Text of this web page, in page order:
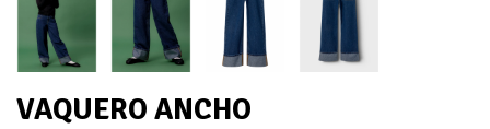
VAQUERO ANCHO